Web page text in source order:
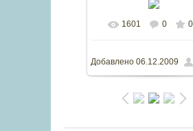
В реальном
604x453/ 49.9Kb
1601 0
Добавлено 06.12.2009